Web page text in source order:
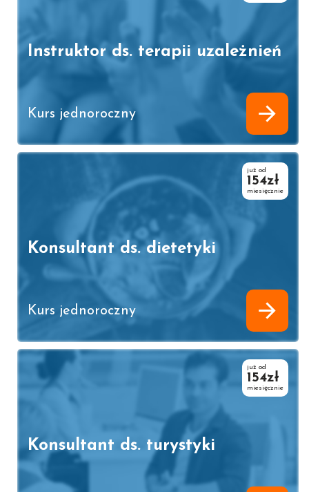
Instruktor ds. terapii uzależnień
Kurs jednoroczny
już od
154zł
miesięcznie
Konsultant ds. dietetyki
Kurs jednoroczny
już od
154zł
miesięcznie
Konsultant ds. turystyki